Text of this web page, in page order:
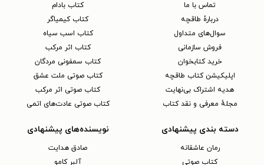
تماس با ما
دربارهٔ طاقچه
سوال‌های متداول
فروش سازمانی
خرید کتابخوان
اپلیکیشن کتاب طاقچه
هدیه اشتراک بی‌نهایت
مجلهٔ معرفی و نقد کتاب
کتاب بادام
کتاب کیمیاگر
کتاب اسب سیاه
کتاب اثر مرکب
کتاب سمفونی مردگان
کتاب صوتی ملت عشق
کتاب صوتی اثر مرکب
کتاب صوتی عادت‌های اتمی
دسته بندی پیشنهادی
رمان عاشقانه
کتاب‌ صوتی
نویسنده‌های پیشنهادی
صادق هدایت
آلبر کامو